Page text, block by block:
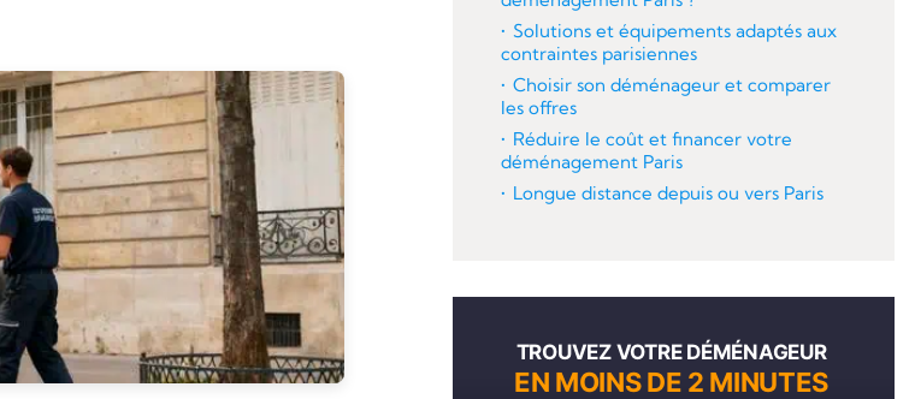
Solutions et équipements adaptés aux
contraintes parisiennes
Choisir son déménageur et comparer
les offres
Réduire le coût et financer votre
déménagement Paris
Longue distance depuis ou vers Paris
TROUVEZ VOTRE DÉMÉNAGEUR
EN MOINS DE 2 MINUTES